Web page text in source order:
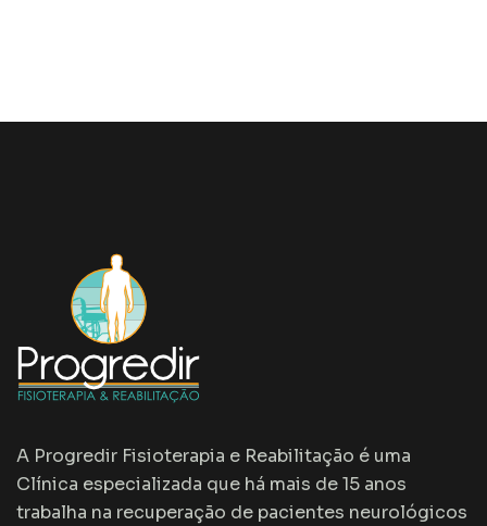
A Progredir Fisioterapia e Reabilitação é uma
Clínica especializada que há mais de 15 anos
trabalha na recuperação de pacientes neurológicos